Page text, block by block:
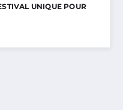
UNIQUE POUR